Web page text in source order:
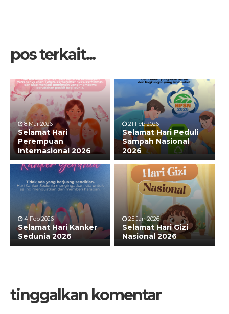
pos terkait...
8 Mar 2026
Selamat Hari
Perempuan
Internasional 2026
21 Feb 2026
Selamat Hari Peduli
Sampah Nasional
2026
4 Feb 2026
Selamat Hari Kanker
Sedunia 2026
25 Jan 2026
Selamat Hari Gizi
Nasional 2026
tinggalkan komentar